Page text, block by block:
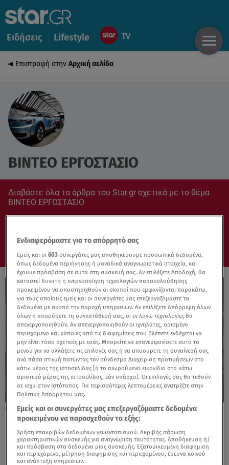
Ειδήσεις Lifestyle
Επιστροφή στην Αρχική σελίδα
ΒΙΝΤΕΟ ΕΡΓΟΣΤΑΣΙΟ
Διαβάστε όλα τα άρθρα του Star.gr σχετικά με το θέμα
ΒΙΝΤΕΟ ΕΡΓΟΣΤΑΣΙΟ
15.06.24, 18:00
Βίντεο; Πως κατασκευάζεται το νέο
ηλεκτρικό Ford Explorer
Ενδιαφερόμαστε για το απόρρητό σας
Εμείς και οι603 συνεργάτες μας αποθηκεύουμε προσωπικά δεδομένα,
όπως δεδομένα περιήγησης ή μοναδικά αναγνωριστικά στοιχεία, και
έχουμε πρόσβαση σε αυτά στη συσκευή σας. Αν επιλέξετε Αποδοχή, θα
καταστεί δυνατή η ενεργοποίηση τεχνολογιών παρακολούθησης
προκειμένου να υποστηριχθούν οι σκοποί που εμφανίζονται παρακάτω,
για τους οποίους εμείς και οι συνεργάτες μας επεξεργαζόμαστε τα
δεδομένα με σκοπό την παροχή υπηρεσιών. Αν επιλέξετε Απόρριψη όλων
όλων ή αποσύρετε τη συγκατάθεσή σας, οι εν λόγω τεχνολογίες θα
απενεργοποιηθούν. Αν απενεργοποιηθούν οι ιχνηλάτες, ορισμένο
περιεχόμενο και κάποιες από τις διαφημίσεις που βλέπετε ενδέχεται να
μην είναι τόσο σχετικές με εσάς. Μπορείτε να επανεμφανίσετε αυτό το
μενού για να αλλάξετε τις επιλογές σας ή να αποσύρετε τη συναίνεσή σας
ανά πάσα στιγμή πατώντας τον σύνδεσμο Διαχείριση προτιμήσεων στο
κάτω μέρος της ιστοσελίδας [ή το αιωρούμενο εικονίδιο στο κάτω
αριστερό μέρος της ιστοσελίδας, εάν υπάρχει]. Οι επιλογές σας θα τεθούν
σε ισχύ στον Ιστότοπος. Για περισσότερες λεπτομέρειες ανατρέξτε στην
Πολιτική Απορρήτου μας.
Εμείς και οι συνεργάτες μας επεξεργαζόμαστε δεδομένα
προκειμένου να παρασχεθούν τα εξής:
Χρήση επακριβών δεδομένων γεωεντοπισμού. Ακριβής σάρωση
χαρακτηριστικών συσκευής για αναγνώριση ταυτότητας. Αποθήκευση ή/
και πρόσβαση στα δεδομένα μιας συσκευής. Εξατομικευμένη διαφήμιση
και περιεχόμενο, μέτρηση διαφήμισης και περιεχομένου, έρευνα κοινού
και ανάπτυξη υπηρεσιών.